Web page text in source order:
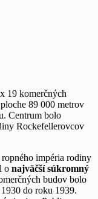
19 komerčných
89 000 metrov
Centrum bolo
Rockefellerovcov
impéria rodiny
o najväčší súkromný
budov bolo
do roku 1939.